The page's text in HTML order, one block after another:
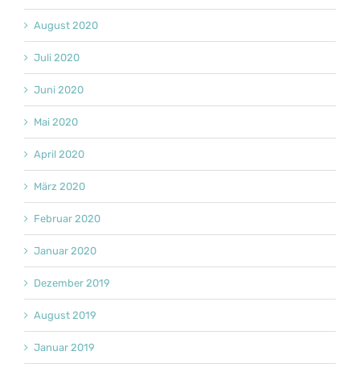
August 2020
Juli 2020
Juni 2020
Mai 2020
April 2020
März 2020
Februar 2020
Januar 2020
Dezember 2019
August 2019
Januar 2019